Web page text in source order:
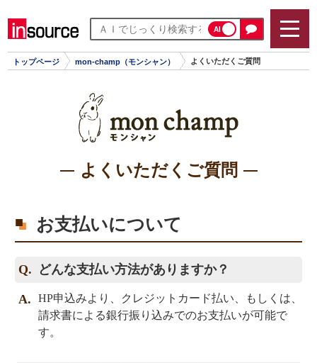
AI
トップページ mon-champ（モンシャン） よくいただくご質問
よくいただくご質問
お支払いについて
どんな支払い方法がありますか？
HP申込みより、クレジットカード払い、もしくは、
請求書による銀行振り込みでのお支払いが可能で
す。